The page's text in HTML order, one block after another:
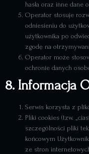
hasła oraz inne dane
Operator stosuje
odniesieniu do
użytkownika po
zgodę na
Operator może
ochronie danych
8. Informacja
Serwis korzysta z
Pliki cookies (tzw.
szczególności pliki
końcowym
ze stron